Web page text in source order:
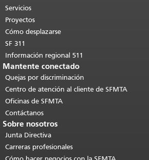
páginas.Volver al principio del
contenido principal
Servicios
Proyectos
Cómo desplazarse
SF 311
Información regional 511
Mantente conectado
Quejas por discriminación
Centro de atención al cliente de SFMTA
Oficinas de SFMTA
Contáctanos
Sobre nosotros
Junta Directiva
Carreras profesionales